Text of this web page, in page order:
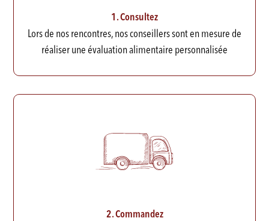
1. Consultez
Lors de nos rencontres, nos conseillers sont en mesure de
réaliser une évaluation alimentaire personnalisée
2. Commandez